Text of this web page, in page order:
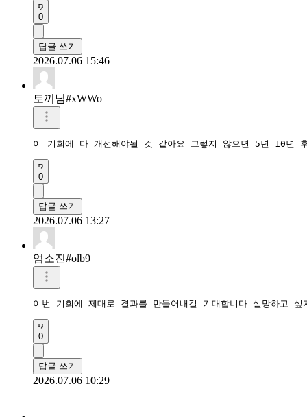
0
답글 쓰기
2026.07.06 15:46
토끼님#xWWo
이 기회에 다 개선해야될 것 같아요 그렇지 않으면 5년 10년
0
답글 쓰기
2026.07.06 13:27
엄소진#olb9
이번 기회에 제대로 결과를 만들어내길 기대합니다 실망하고 싶
0
답글 쓰기
2026.07.06 10:29